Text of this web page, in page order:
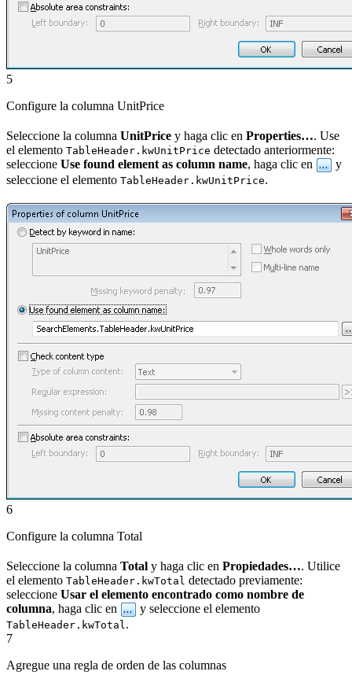
5
Configure la columna UnitPrice
Seleccione la columna UnitPrice y haga clic en Properties…. Use
el elemento TableHeader.kwUnitPrice detectado anteriormente:
seleccione Use found element as column name, haga clic en
y
seleccione el elemento TableHeader.kwUnitPrice.
6
Configure la columna Total
Seleccione la columna Total y haga clic en Propiedades…. Utilice
el elemento TableHeader.kwTotal detectado previamente:
seleccione Usar el elemento encontrado como nombre de
columna, haga clic en y seleccione el elemento
TableHeader.kwTotal.
7
Agregue una regla de orden de las columnas